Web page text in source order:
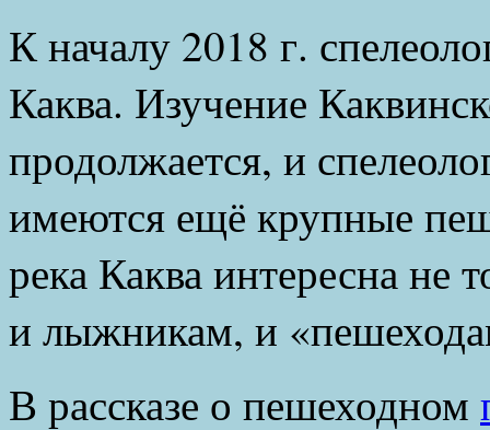
К началу 2018 г.
Каква. Изучение
продолжается, и
имеются ещё крупные
река Каква интересна не
и лыжникам, и
В рассказе о пешеходном